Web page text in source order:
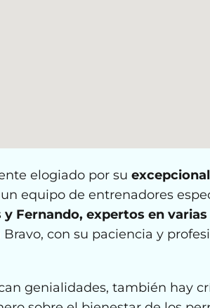
elogiado por su
equipo de entrenadores
y Fernando, expertos en varias
con su paciencia y
genialidades, también hay